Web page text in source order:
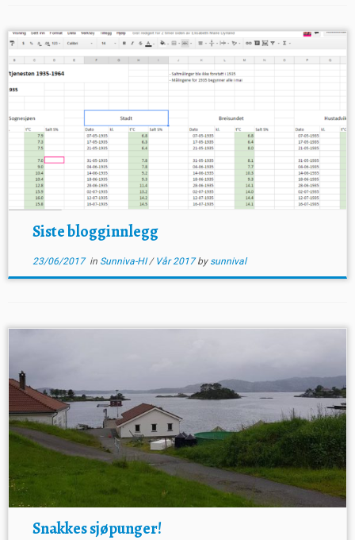
Siste blogginnlegg
23/06/2017in Sunniva-HI/ Vår 2017by sunnival
Snakkes sjøpunger!